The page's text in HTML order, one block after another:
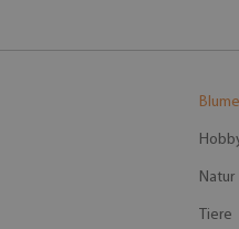
Natur
Tiere